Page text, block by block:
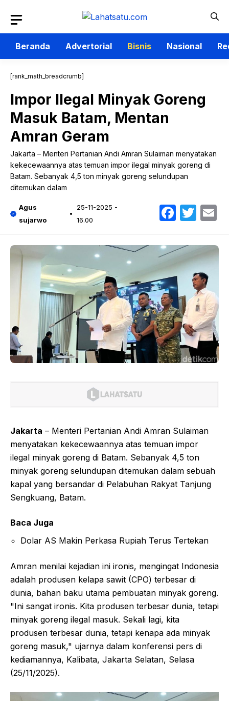
isi
Beranda
Advertorial Bisnis Nasional
[rank_math_breadcrumb]
Impor Ilegal Minyak Goreng
Masuk Batam, Mentan
Amran Geram
Jakarta – Menteri Pertanian Andi Amran Sulaiman menyatakan
kekecewaannya atas temuan impor ilegal minyak goreng di
Batam. Sebanyak 4,5 ton minyak goreng selundupan
ditemukan dalam
Agus
sujarwo
25-11-2025 -
16.00
Jakarta – Menteri Pertanian Andi Amran Sulaiman
menyatakan kekecewaannya atas temuan impor
ilegal minyak goreng di Batam. Sebanyak 4,5 ton
minyak goreng selundupan ditemukan dalam sebuah
kapal yang bersandar di Pelabuhan Rakyat Tanjung
Sengkuang, Batam.
Baca Juga
Dolar AS Makin Perkasa Rupiah Terus Tertekan
Amran menilai kejadian ini ironis, mengingat Indonesia
adalah produsen kelapa sawit (CPO) terbesar di
dunia, bahan baku utama pembuatan minyak goreng.
"Ini sangat ironis. Kita produsen terbesar dunia, tetapi
minyak goreng ilegal masuk. Sekali lagi, kita
produsen terbesar dunia, tetapi kenapa ada minyak
goreng masuk," ujarnya dalam konferensi pers di
kediamannya, Kalibata, Jakarta Selatan, Selasa
(25/11/2025).